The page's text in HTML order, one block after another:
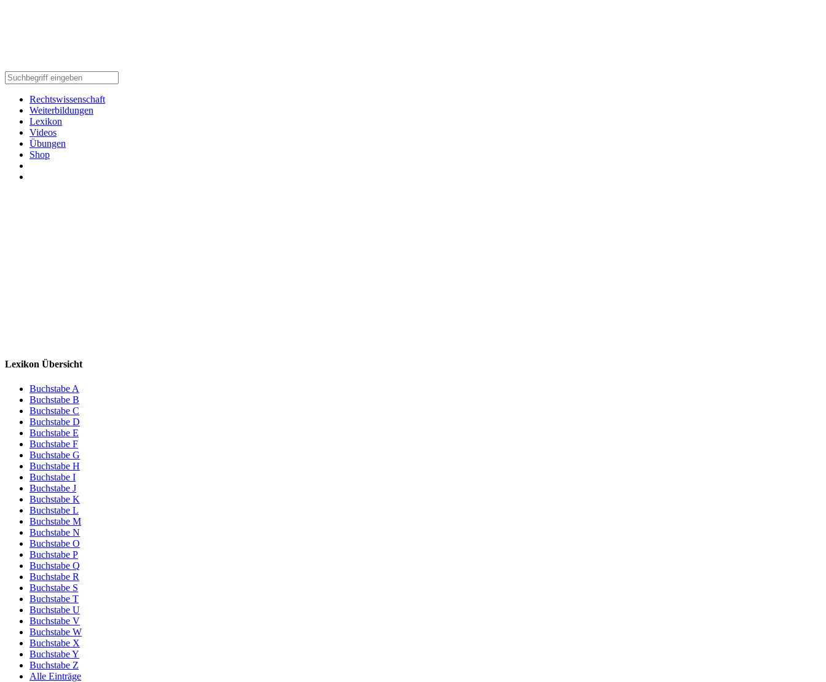
Rechtswissenschaft
Weiterbildungen
Lexikon
Videos
Übungen
Shop
Lexikon Übersicht
Buchstabe A
Buchstabe B
Buchstabe C
Buchstabe D
Buchstabe E
Buchstabe F
Buchstabe G
Buchstabe H
Buchstabe I
Buchstabe J
Buchstabe K
Buchstabe L
Buchstabe M
Buchstabe N
Buchstabe O
Buchstabe P
Buchstabe Q
Buchstabe R
Buchstabe S
Buchstabe T
Buchstabe U
Buchstabe V
Buchstabe W
Buchstabe X
Buchstabe Y
Buchstabe Z
Alle Einträge